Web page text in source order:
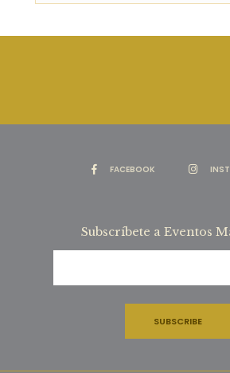
FACEBOOK
Subscríbete a Eventos